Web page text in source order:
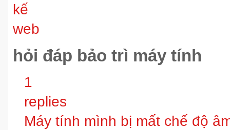
hỏi đáp bảo trì máy tính
1
replies
Máy tính mình bị mất chế độ